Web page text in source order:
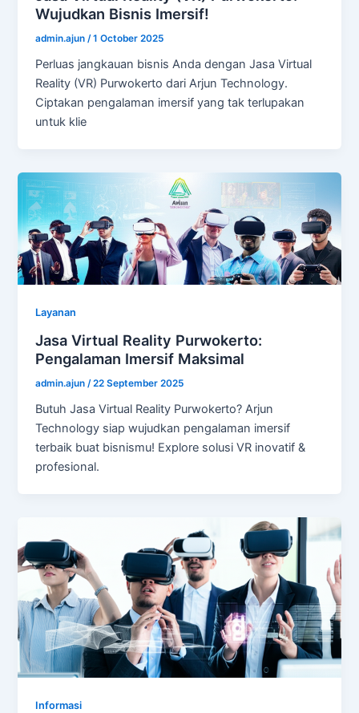
Wujudkan Bisnis Imersif!
admin.ajun /1 October 2025
Perluas jangkauan bisnis Anda dengan Jasa Virtual
Reality (VR) Purwokerto dari Arjun Technology.
Ciptakan pengalaman imersif yang tak terlupakan
untuk klie
Layanan
Jasa Virtual Reality Purwokerto:
Pengalaman Imersif Maksimal
admin.ajun /22 September 2025
Butuh Jasa Virtual Reality Purwokerto? Arjun
Technology siap wujudkan pengalaman imersif
terbaik buat bisnismu! Explore solusi VR inovatif &
profesional.
Informasi